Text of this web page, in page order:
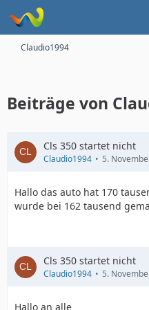
Claudio1994
Beiträge von
Cls 350 startet nicht
Claudio1994 5.
Hallo das auto hat 170
wurde bei 162 tausend
Cls 350 startet nicht
Claudio1994 5.
Hallo an alle